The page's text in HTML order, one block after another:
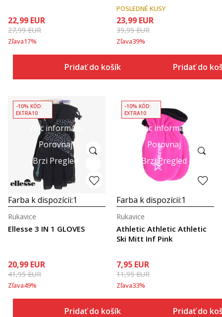
22,99 EUR
27,99EUR
Zľava17%
Pridať do košíka
POSLEDNÉ KUSY
23,99 EUR
39,95EUR
Zľava39%
Pridať do
Viac informácií
Porovnaj
Brzi Pregled
-10% KÓD:
EXTRA10
Farba k dispozícii:1
Ellesse 3 IN 1 GLOVES
Rukavice
20,99 EUR
41,95EUR
Zľava49%
Pridať do košíka
Viac informácií
Porovnaj
Brzi Pregled
-10% KÓD:
EXTRA10
Farba k dispozícii:1
Athletic Athletic Athletic
Ski Mitt Inf Pink
Rukavice
7,95 EUR
11,95EUR
Zľava33%
Pridať do